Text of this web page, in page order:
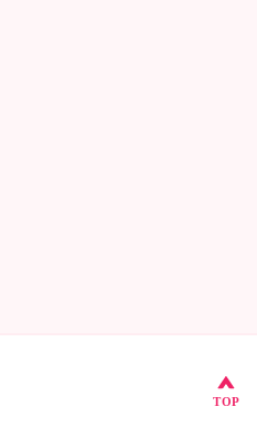
こ
TOP